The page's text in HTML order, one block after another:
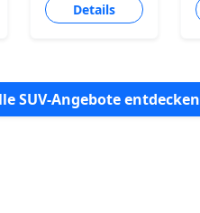
Details
SUV-Angebote entdecken